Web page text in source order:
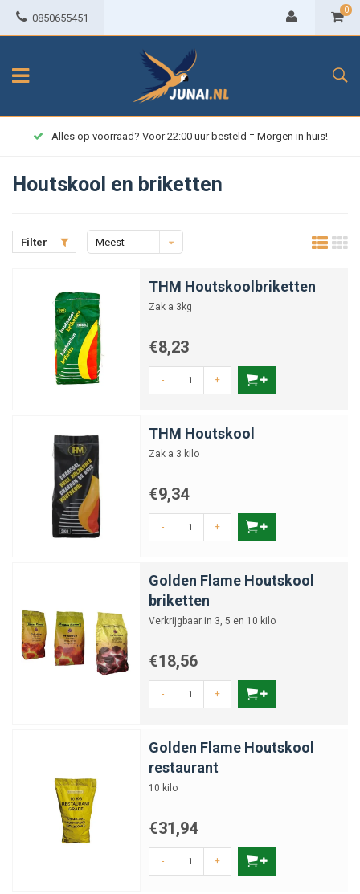
0850655451
0
Alles op voorraad? Voor 22:00 uur besteld = Morgen in huis!
Houtskool en briketten
Filter
Meest
THM Houtskoolbriketten
Zak a 3kg
€8,23
- +
THM Houtskool
Zak a 3 kilo
€9,34
- +
Golden Flame Houtskool
briketten
Verkrijgbaar in 3, 5 en 10 kilo
€18,56
- +
Golden Flame Houtskool
restaurant
10 kilo
€31,94
- +